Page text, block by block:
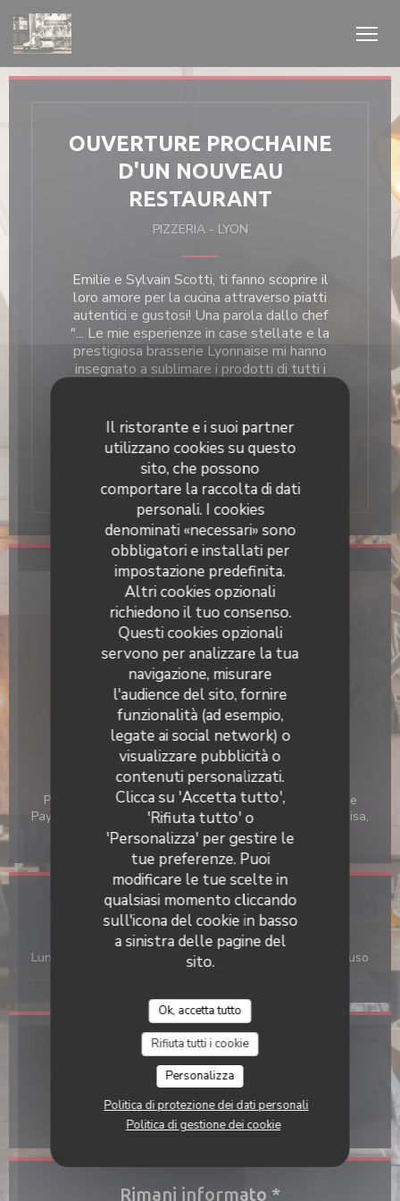
Personalizzazione delle tue scelte sui cookie
Il ristorante e i suoi partner
utilizzano cookies su questo
sito, che possono
comportare la raccolta di dati
personali. I cookies
denominati «necessari» sono
obbligatori e installati per
impostazione predefinita.
Altri cookies opzionali
richiedono il tuo consenso.
Questi cookies opzionali
servono per analizzare la tua
navigazione, misurare
l'audience del sito, fornire
funzionalità (ad esempio,
legate ai social network) o
visualizzare pubblicità o
contenuti personalizzati.
Clicca su 'Accetta tutto',
'Rifiuta tutto' o
'Personalizza' per gestire le
tue preferenze. Puoi
modificare le tue scelte in
qualsiasi momento cliccando
sull'icona del cookie in basso
a sinistra delle pagine del
sito.
Ok, accetta tutto
Rifiuta tutti i cookie
Personalizza
Politica di protezione dei dati personali
Politica di gestione dei cookie
OUVERTURE PROCHAINE
D'UN NOUVEAU
RESTAURANT
PIZZERIA - LYON
Emilie e Sylvain Scotti, ti fanno scoprire il
loro amore per la cucina attraverso piatti
autentici e gustosi! Una parola dallo chef
"... Le mie esperienze in case stellate e la
prestigiosa brasserie Lyonnaise mi hanno
insegnato a sublimare i prodotti di tutti i
dei prodotti selezionati è essenziale ... " Una
cucina che mette in risalto prodotti freschi, in
linea con la stagione, una riparazione di
qualità in un'atmosfera contemporanea.
Informazioni pratiche
Cucina
Italiana, Fatto in casa, Fresco
Tipologia
Pizzeria
Servizi
Aria condizionata, Privatizzazione, Terrazzo
Metodo di pagamento
Pagamento mobile, Senza contatto, Buoni pasto, Apple
Pay, Contactless Payment, Titoli Restaurant, Contanti, Visa,
Buoni vacanza, American Express, Bancomat
Orari
Lun Chiuso
Indirizzo
24 RUE DE BOURGOGNE 69009 LYON
((apre una
04 72 85 02 86
Rimani informato *